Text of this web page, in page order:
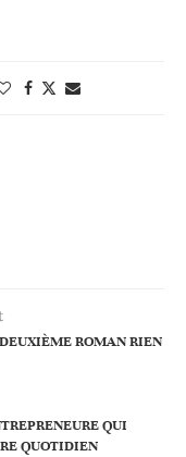
ROMAN RIEN
QUI
QUOTIDIEN